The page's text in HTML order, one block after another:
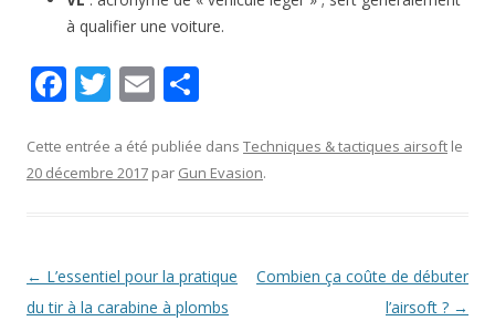
à qualifier une voiture.
F
e
b
o
k
T
itt
er
E
ai
l
ta
g
Cette entrée a été publiée dans Techniques & tactiques airsoft le
20 décembre 2017 par Gun Evasion.
Navigation
des
← L’essentiel pour la pratique
du tir à la carabine à plombs
Combien ça coûte de débuter
l’airsoft ? →